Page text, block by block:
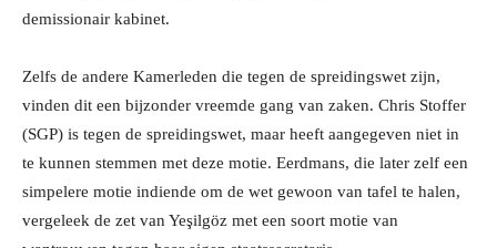
demissionair kabinet.
Zelfs de andere Kamerleden die tegen de spreidingswet zijn,
vinden dit een bijzonder vreemde gang van zaken. Chris Stoffer
(SGP) is tegen de spreidingswet, maar heeft aangegeven niet in
te kunnen stemmen met deze motie. Eerdmans, die later zelf een
simpelere motie indiende om de wet gewoon van tafel te halen,
vergeleek de zet van Yeşilgöz met een soort motie van